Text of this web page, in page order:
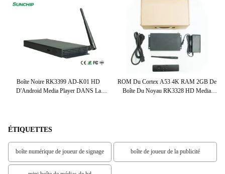
Boîte Noire RK3399 AD-K01 HD
D'Android Media Player DANS La
ROM Du Cortex A53 4K RAM 2GB De
Boîte Du Noyau RK3328 HD Media
ÉTIQUETTES
boîte numérique de joueur de signage boîte de joueur de la publicité